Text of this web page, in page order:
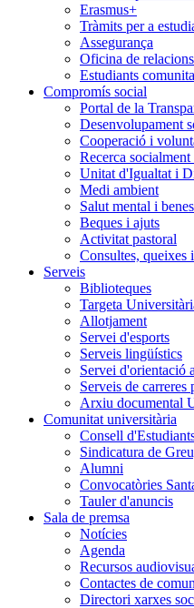
Erasmus+
Tràmits per a
Assegurança
Oficina de
Estudiants
Compromís social
Portal de la
Desenvolupament
Cooperació i
Recerca socialment
Unitat d'Igualtat i
Medi ambient
Salut mental i
Beques i ajuts
Activitat pastoral
Consultes, queixes
Serveis
Biblioteques
Targeta
Allotjament
Servei d'esports
Serveis lingüístics
Servei d'orientació
Serveis de carreres
Arxiu documental
Comunitat universitària
Consell
Sindicatura de
Alumni
Convocatòries
Tauler d'anuncis
Sala de premsa
Notícies
Agenda
Recursos
Contactes de
Directori xarxes